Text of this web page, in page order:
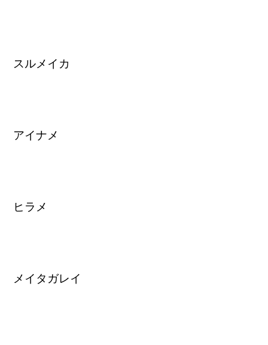
スルメイカ
アイナメ
ヒラメ
メイタガレイ